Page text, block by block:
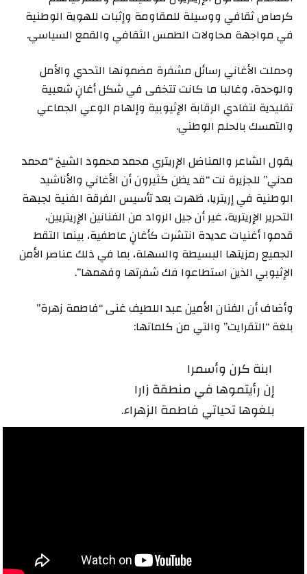
كرصاص ثقافي ووسيلة للمقاومة وإثبات للهوية الوطنية
في مواجهة محاولات الطمس الثقافي والقمع السياسي.
وحملت الأغاني رسائل مشفرة مضمونها التحدي والأمل
والوحدة، وغالبا ما كانت تتخفى في شكل أغانٍ شعبية
تقليدية لتفادي الرقابة الإثيوبية وإلهام الوعي الجماعي
والتمسك بالحلم الوطني.
يقول الشاعر والمناضل الإريتري محمد محمود الشيخ “محمد
مدني” للجزيرة نت “قد يظن كثيرون أن الأغاني والأناشيد
الوطنية في إريتريا، ظهرت بعد تأسيس الفرقة الفنية لجبهة
التحرير الإريترية، غير أن جيل الرواد من الفنانين الإريتريين،
قدموا أغنيات عديدة انتشرت كأغانٍ عاطفية، بينما التقط
الجميع رمزيتها البسيطة والسهلة، بما في ذلك عناصر الأمن
الإثيوبي الذين استطاعوا فك شفرتها وفهمها”.
وأضاف أن الفنان الأمين عبد اللطيف غنى “فاطمة زهرة”
بلغة “التقرايت” والتي من كلماتها:
ابنة كرن وأسمرا
إن رأيتموها في منطقة زارا
بلغوها تحياتي فاطمة الزهراء.